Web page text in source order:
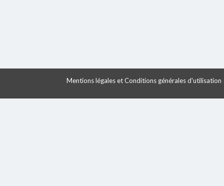
Mentions légales et Conditions générales d'utilisation